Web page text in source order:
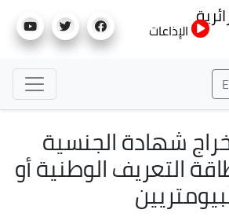
إلى
الإذاعات
شهادة الجنسية
التعريف الوطنية أو